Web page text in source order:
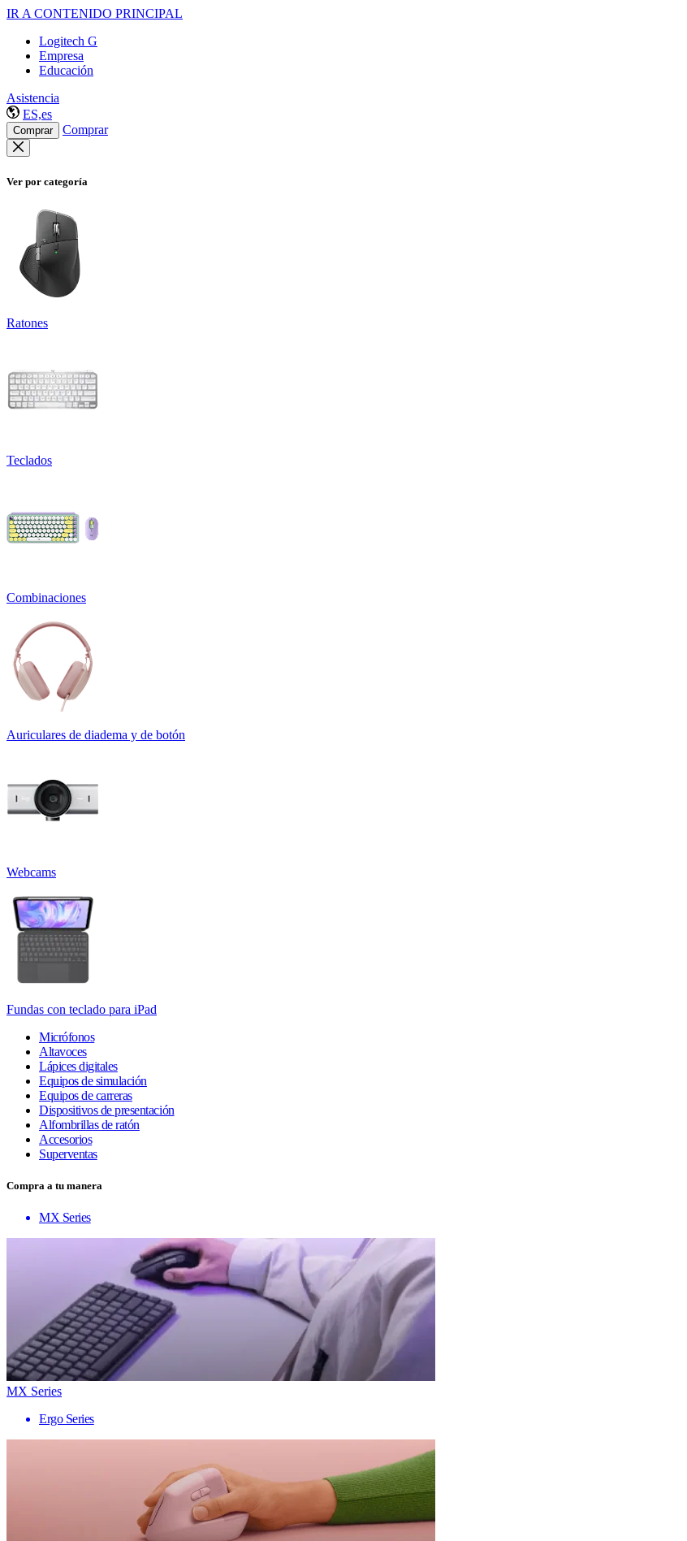
IR A CONTENIDO PRINCIPAL
Logitech G
Empresa
Educación
Asistencia
ES,es
Comprar Comprar
Ver por categoría
Ratones
Teclados
Combinaciones
Auriculares de diadema y de botón
Webcams
Fundas con teclado para iPad
Micrófonos
Altavoces
Lápices digitales
Equipos de simulación
Equipos de carreras
Dispositivos de presentación
Alfombrillas de ratón
Accesorios
Superventas
Compra a tu manera
MX Series
MX Series
Ergo Series